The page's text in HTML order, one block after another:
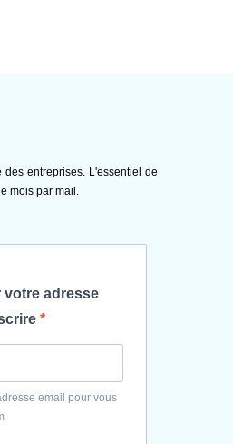
entreprises. L'essentiel de
mois par mail.
votre adresse
email pour vous